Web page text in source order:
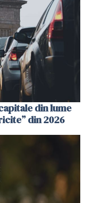
din lume
din 2026